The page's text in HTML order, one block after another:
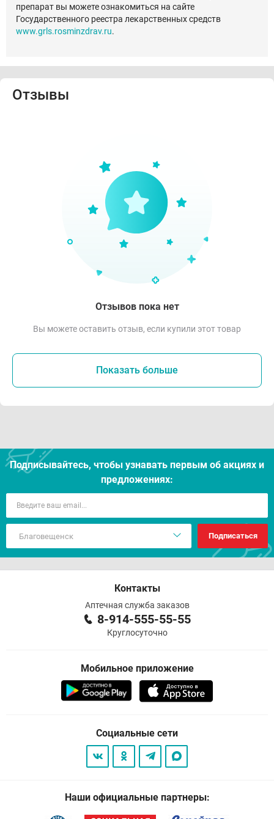
препарат вы можете ознакомиться на сайте
Государственного реестра лекарственных средств
www.grls.rosminzdrav.ru.
Отзывы
Отзывов пока нет
Вы можете оставить отзыв, если купили этот товар
Показать больше
Подписывайтесь, чтобы узнавать первым об акцияx и
предложениях:
Подписаться
Контакты
Аптечная служба заказов
8-914-555-55-55
Круглосуточно
Мобильное приложение
Социальные сети
Наши официальные партнеры: